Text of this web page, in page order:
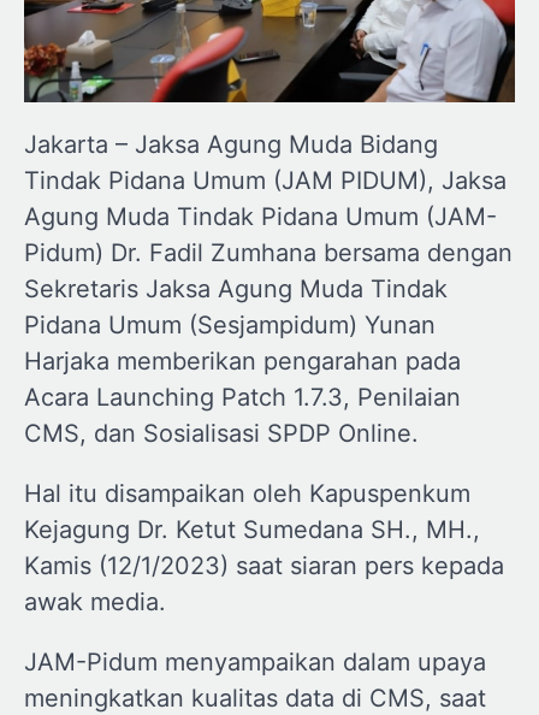
Jakarta – Jaksa Agung Muda Bidang
Tindak Pidana Umum (JAM PIDUM), Jaksa
Agung Muda Tindak Pidana Umum (JAM-
Pidum) Dr. Fadil Zumhana bersama dengan
Sekretaris Jaksa Agung Muda Tindak
Pidana Umum (Sesjampidum) Yunan
Harjaka memberikan pengarahan pada
Acara Launching Patch 1.7.3, Penilaian
CMS, dan Sosialisasi SPDP Online.
Hal itu disampaikan oleh Kapuspenkum
Kejagung Dr. Ketut Sumedana SH., MH.,
Kamis (12/1/2023) saat siaran pers kepada
awak media.
JAM-Pidum menyampaikan dalam upaya
meningkatkan kualitas data di CMS, saat